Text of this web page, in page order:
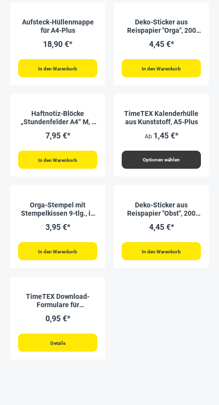
Aufsteck-Hüllenmappe
für A4-Plus
18,90 €*
In den Warenkorb
Deko-Sticker aus
Reispapier "Orga", 200
4,45 €*
In den Warenkorb
Haftnotiz-Blöcke
„Stundenfelder A4“ M, 6
7,95 €*
In den Warenkorb
TimeTEX Kalenderhülle
aus Kunststoff, A5-Plus
Ab 1,45 €*
Optionen wählen
Orga-Stempel mit
Stempelkissen 9-tlg., in
3,95 €*
In den Warenkorb
Deko-Sticker aus
Reispapier "Obst", 200
4,45 €*
In den Warenkorb
TimeTEX Download-
Formulare für
0,95 €*
Details